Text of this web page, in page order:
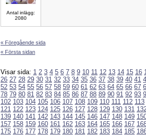
Antal inlägg:
2080
« Föregående sida
« Första sidan
Visar sida: 1 2 3 4 5 6 7 8 9 10 11 12 13 14 15 16
26 27 28 29 30 31 32 33 34 35 36 37 38 39 40 41
52 53 54 55 56 57 58 59 60 61 62 63 64 65 66 67
78 79 80 81 82 83 84 85 86 87 88 89 90 91 92 93
102 103 104 105 106 107 108 109 110 111 112 113
121 122 123 124 125 126 127 128 129 130 131
139 140 141 142 143 144 145 146 147 148 149
157 158 159 160 161 162 163 164 165 166 167
175 176 177 178 179 180 181 182 183 184 185